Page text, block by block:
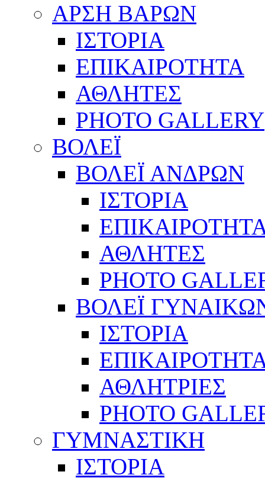
ΑΡΣΗ ΒΑΡΩΝ
ΙΣΤΟΡΙΑ
ΕΠΙΚΑΙΡΟΤΗΤΑ
ΑΘΛΗΤΕΣ
PHOTO GALLERY
ΒΟΛΕΪ
ΒΟΛΕΪ ΑΝΔΡΩΝ
ΙΣΤΟΡΙΑ
ΑΘΛΗΤΕΣ
PHOTO
ΒΟΛΕΪ
ΙΣΤΟΡΙΑ
ΑΘΛΗΤΡΙΕΣ
PHOTO
ΓΥΜΝΑΣΤΙΚΗ
ΙΣΤΟΡΙΑ